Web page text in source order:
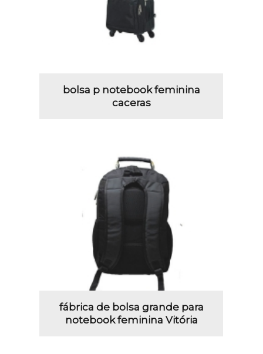
bolsa p notebook feminina
caceras
fábrica de bolsa grande para
notebook feminina Vitória